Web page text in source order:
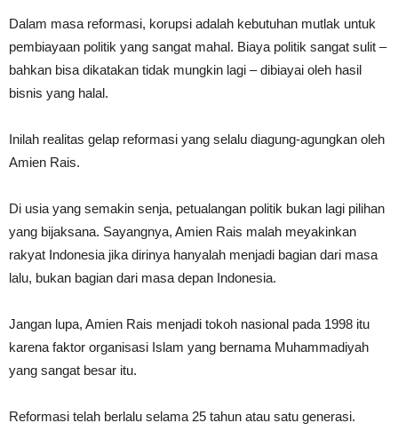
Dalam masa reformasi, korupsi adalah kebutuhan mutlak untuk
pembiayaan politik yang sangat mahal. Biaya politik sangat sulit –
bahkan bisa dikatakan tidak mungkin lagi – dibiayai oleh hasil
bisnis yang halal.
Inilah realitas gelap reformasi yang selalu diagung-agungkan oleh
Amien Rais.
Di usia yang semakin senja, petualangan politik bukan lagi pilihan
yang bijaksana. Sayangnya, Amien Rais malah meyakinkan
rakyat Indonesia jika dirinya hanyalah menjadi bagian dari masa
lalu, bukan bagian dari masa depan Indonesia.
Jangan lupa, Amien Rais menjadi tokoh nasional pada 1998 itu
karena faktor organisasi Islam yang bernama Muhammadiyah
yang sangat besar itu.
Reformasi telah berlalu selama 25 tahun atau satu generasi.